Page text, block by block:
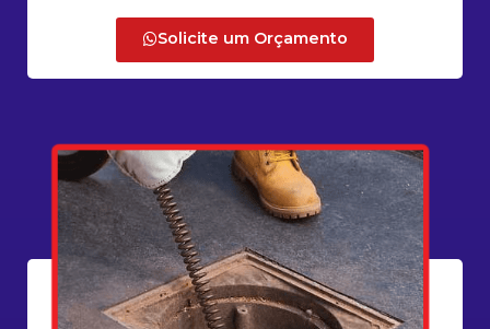
Solicite um Orçamento